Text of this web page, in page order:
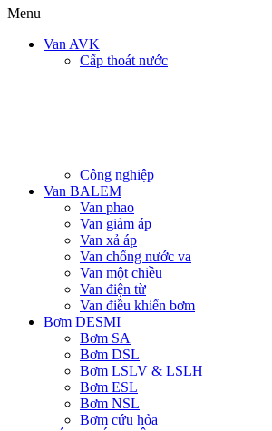
Menu
Van AVK
Cấp thoát nước
Công nghiệp
Van BALEM
Van phao
Van giảm áp
Van xả áp
Van chống nước va
Van một chiều
Van điện từ
Van điều khiển bơm
Bơm DESMI
Bơm SA
Bơm DSL
Bơm LSLV & LSLH
Bơm ESL
Bơm NSL
Bơm cứu hỏa